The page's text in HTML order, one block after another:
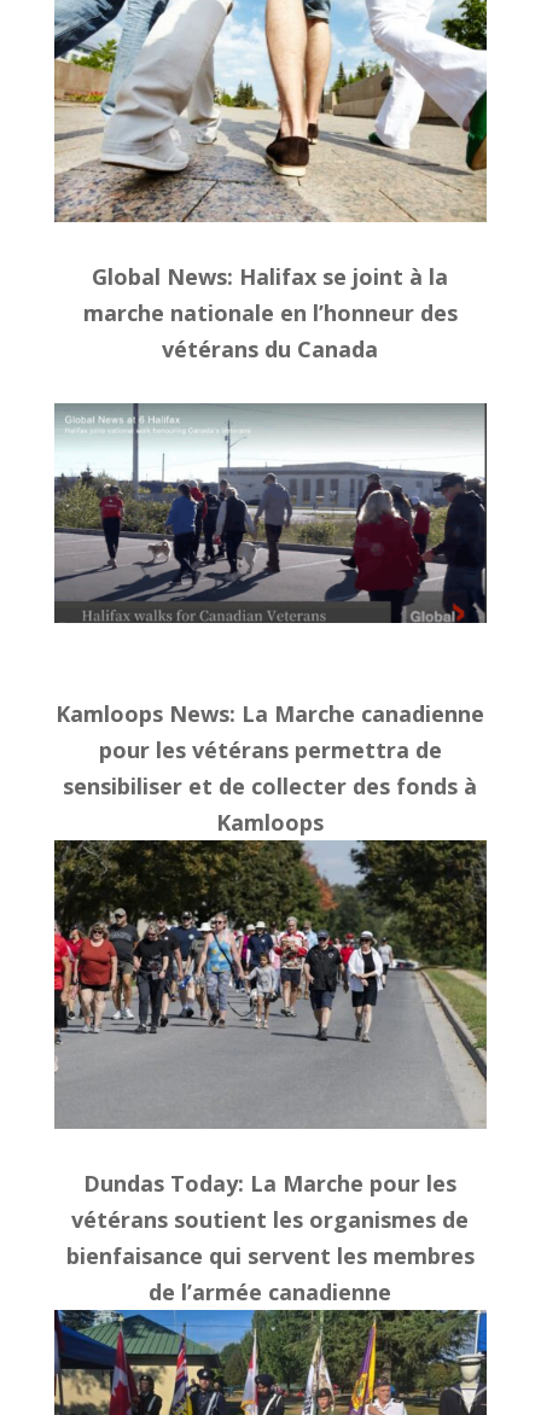
Global News: Halifax se joint à la
marche nationale en l’honneur des
vétérans du Canada
Kamloops News: La Marche canadienne
pour les vétérans permettra de
sensibiliser et de collecter des fonds à
Kamloops
Dundas Today: La Marche pour les
vétérans soutient les organismes de
bienfaisance qui servent les membres
de l’armée canadienne